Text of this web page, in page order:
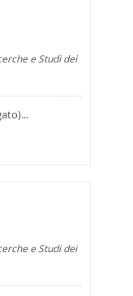
e Studi dei
e Studi dei